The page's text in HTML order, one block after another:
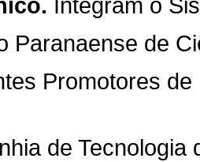
Paranaense de
Promotores
de